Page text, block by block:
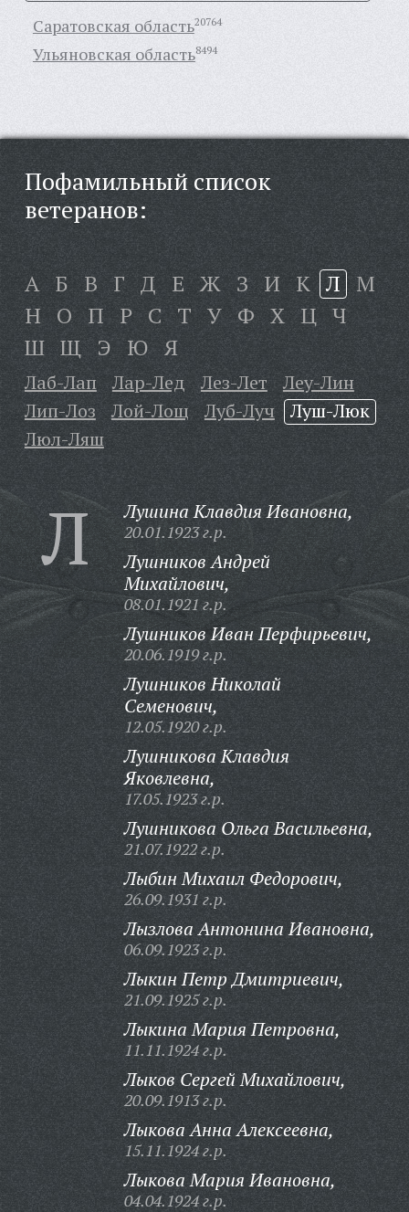
Саратовская область20764
Ульяновская область8494
Пофамильный список
ветеранов:
А Б В Г Д Е Ж З И К Л М
Н О П Р С Т У Ф Х Ц Ч
Ш Щ Э Ю Я
Лаб-Лап Лар-Лед Лез-Лет
Леу-Лин
Лип-Лоз
Лой-Лощ Луб-Луч
Луш-Люк
Люл-Ляш
Л Лушина Клавдия Ивановна,
20.01.1923 г.р.
Лушников Андрей
Михайлович,
08.01.1921 г.р.
Лушников Иван Перфирьевич,
20.06.1919 г.р.
Лушников Николай
Семенович,
12.05.1920 г.р.
Лушникова Клавдия
Яковлевна,
17.05.1923 г.р.
Лушникова Ольга Васильевна,
21.07.1922 г.р.
Лыбин Михаил Федорович,
26.09.1931 г.р.
Лызлова Антонина Ивановна,
06.09.1923 г.р.
Лыкин Петр Дмитриевич,
21.09.1925 г.р.
Лыкина Мария Петровна,
11.11.1924 г.р.
Лыков Сергей Михайлович,
20.09.1913 г.р.
Лыкова Анна Алексеевна,
15.11.1924 г.р.
Лыкова Мария Ивановна,
04.04.1924 г.р.